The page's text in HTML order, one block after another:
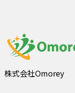
株式会社Omorey